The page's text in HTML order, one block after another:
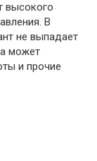
высокого
В
не выпадает
может
и прочие